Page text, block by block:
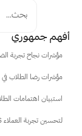
بحث...
أفهم جمهوري
مؤشرات نجاح تجربة
مؤشرات رضا الطلاب في المدارس: أهم
استبيان اهتمامات
كيف تختار بين CSAT و NPS و CES لتحسين تجربة العملاء